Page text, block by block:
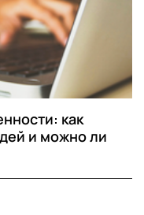
как
и можно ли